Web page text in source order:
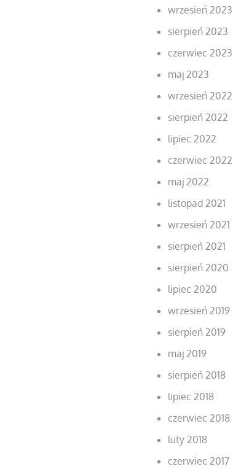
wrzesień 2023
sierpień 2023
czerwiec 2023
maj 2023
wrzesień 2022
sierpień 2022
lipiec 2022
czerwiec 2022
maj 2022
listopad 2021
wrzesień 2021
sierpień 2021
sierpień 2020
lipiec 2020
wrzesień 2019
sierpień 2019
maj 2019
sierpień 2018
lipiec 2018
czerwiec 2018
luty 2018
czerwiec 2017